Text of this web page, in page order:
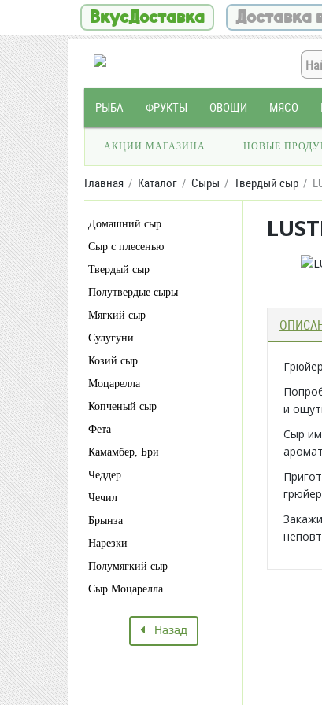
ВкусДоставка Доставка
РЫБА ФРУКТЫ ОВОЩИ МЯСО
АКЦИИ МАГАЗИНА НОВЫЕ
Главная Каталог Сыры Твердый сыр
Домашний сыр
Сыр с плесенью
Твердый сыр
Полутвердые сыры
Мягкий сыр
Сулугуни
Козий сыр
Моцарелла
Копченый сыр
Фета
Камамбер, Бри
Чеддер
Чечил
Брынза
Нарезки
Полумягкий сыр
Сыр Моцарелла
Назад
и
Сыр